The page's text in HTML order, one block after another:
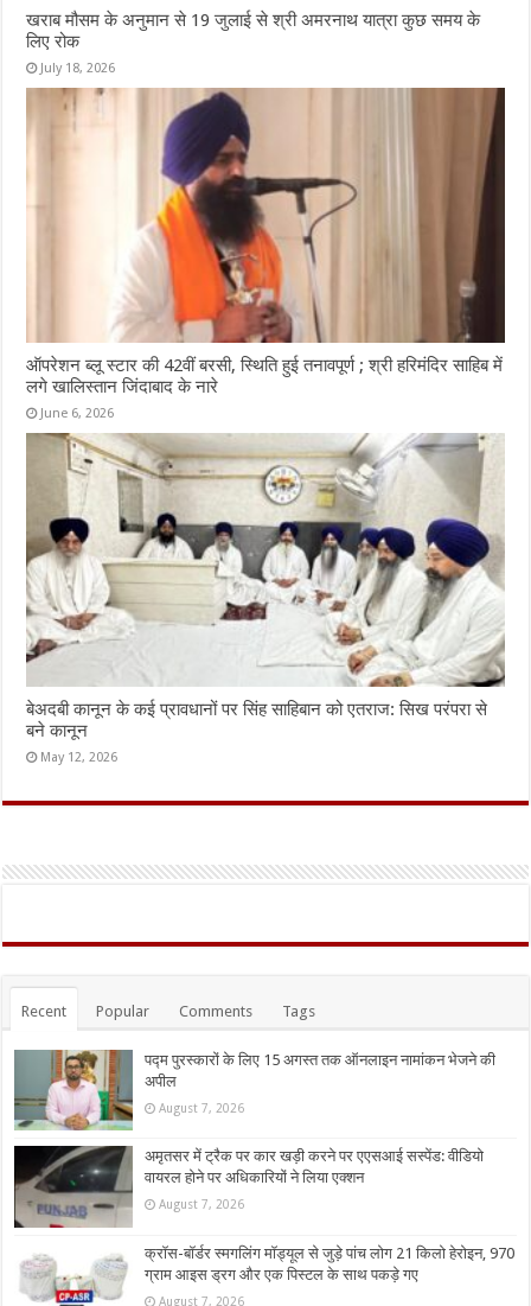
खराब मौसम के अनुमान से 19 जुलाई से श्री अमरनाथ यात्रा कुछ समय के
लिए रोक
July 18, 2026
ऑपरेशन ब्लू स्टार की 42वीं बरसी, स्थिति हुई तनावपूर्ण ; श्री हरिमंदिर साहिब में
लगे खालिस्तान जिंदाबाद के नारे
June 6, 2026
बेअदबी कानून के कई प्रावधानों पर सिंह साहिबान को एतराज: सिख परंपरा से
बने कानून
May 12, 2026
Recent Popular Comments Tags
पद्म पुरस्कारों के लिए 15 अगस्त तक ऑनलाइन नामांकन भेजने की
अपील
August 7, 2026
अमृतसर में ट्रैक पर कार खड़ी करने पर एएसआई सस्पेंड: वीडियो
वायरल होने पर अधिकारियों ने लिया एक्शन
August 7, 2026
क्रॉस-बॉर्डर स्मगलिंग मॉड्यूल से जुड़े पांच लोग 21 किलो हेरोइन, 970
ग्राम आइस ड्रग और एक पिस्टल के साथ पकड़े गए
August 7, 2026